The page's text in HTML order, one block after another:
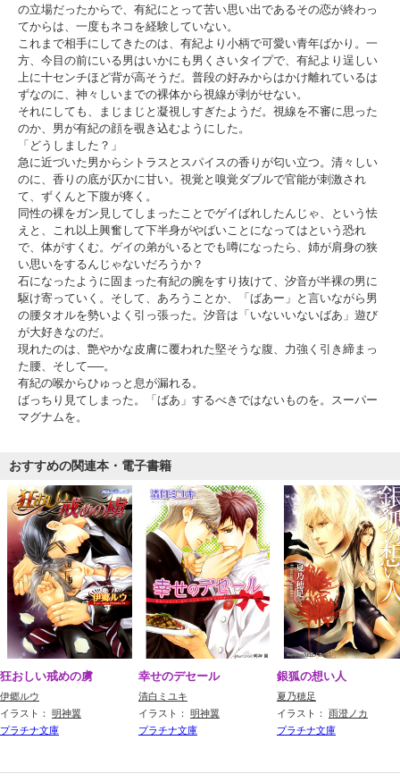
の立場だったからで、有紀にとって苦い思い出であるその恋が終わっ
てからは、一度もネコを経験していない。
これまで相手にしてきたのは、有紀より小柄で可愛い青年ばかり。一
方、今目の前にいる男はいかにも男くさいタイプで、有紀より逞しい
上に十センチほど背が高そうだ。普段の好みからはかけ離れているは
ずなのに、神々しいまでの裸体から視線が剥がせない。
それにしても、まじまじと凝視しすぎたようだ。視線を不審に思った
のか、男が有紀の顔を覗き込むようにした。
「どうしました？」
急に近づいた男からシトラスとスパイスの香りが匂い立つ。清々しい
のに、香りの底が仄かに甘い。視覚と嗅覚ダブルで官能が刺激され
て、ずくんと下腹が疼く。
同性の裸をガン見してしまったことでゲイばれしたんじゃ、という怯
えと、これ以上興奮して下半身がやばいことになってはという恐れ
で、体がすくむ。ゲイの弟がいるとでも噂になったら、姉が肩身の狭
い思いをするんじゃないだろうか？
石になったように固まった有紀の腕をすり抜けて、汐音が半裸の男に
駆け寄っていく。そして、あろうことか、「ばあー」と言いながら男
の腰タオルを勢いよく引っ張った。汐音は「いないいないばあ」遊び
が大好きなのだ。
現れたのは、艶やかな皮膚に覆われた堅そうな腹、力強く引き締まっ
た腰、そして──。
有紀の喉からひゅっと息が漏れる。
ばっちり見てしまった。「ばあ」するべきではないものを。スーパー
マグナムを。
おすすめの関連本・電子書籍
狂おしい戒めの虜
伊郷ルウ
イラスト： 明神翼
プラチナ文庫
幸せのデセール
清白ミユキ
イラスト： 明神翼
プラチナ文庫
銀狐の想い人
夏乃穂足
イラスト： 雨澄ノカ
プラチナ文庫